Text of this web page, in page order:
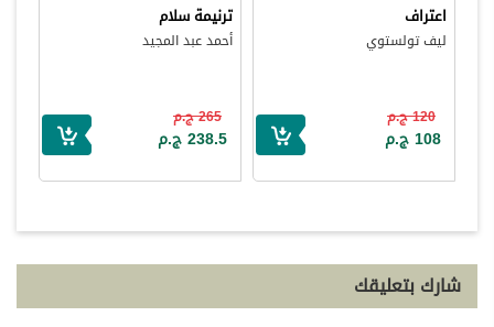
اعتراف
ليف تولستوي
120 ج.م
108 ج.م
ترنيمة سلام
أحمد عبد المجيد
265 ج.م
238.5 ج.م
شارك بتعليقك